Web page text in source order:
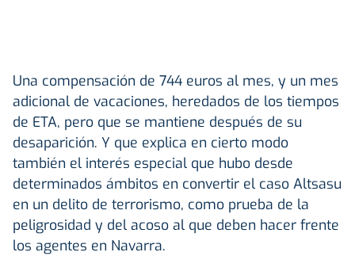
Una compensación de 744 euros al mes, y un mes
adicional de vacaciones, heredados de los tiempos
de ETA, pero que se mantiene después de su
desaparición. Y que explica en cierto modo
también el interés especial que hubo desde
determinados ámbitos en convertir el caso Altsasu
en un delito de terrorismo, como prueba de la
peligrosidad y del acoso al que deben hacer frente
los agentes en Navarra.